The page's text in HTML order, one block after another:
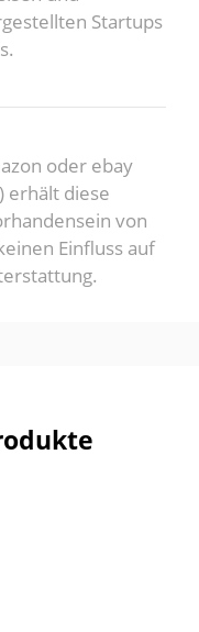
Startups
oder ebay
erhält diese
von
Einfluss auf